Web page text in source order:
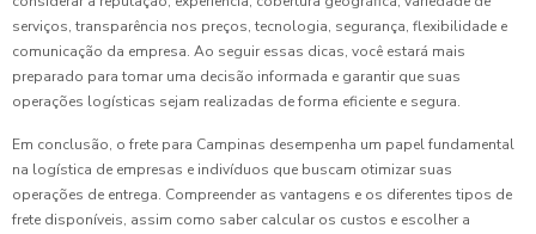
serviços, transparência nos preços, tecnologia, segurança, flexibilidade e
comunicação da empresa. Ao seguir essas dicas, você estará mais
preparado para tomar uma decisão informada e garantir que suas
operações logísticas sejam realizadas de forma eficiente e segura.
Em conclusão, o frete para Campinas desempenha um papel fundamental
na logística de empresas e indivíduos que buscam otimizar suas
operações de entrega. Compreender as vantagens e os diferentes tipos de
frete disponíveis, assim como saber calcular os custos e escolher a